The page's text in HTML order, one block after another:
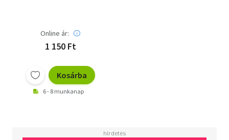
Online ár:
1 150 Ft
Kosárba
6 - 8 munkanap